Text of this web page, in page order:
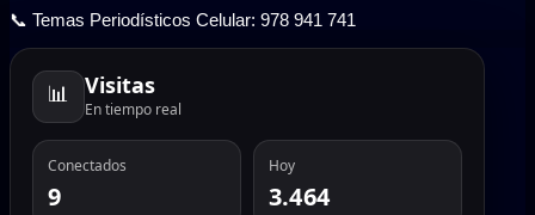
📞 Temas Periodísticos Celular: 978 941 741
📊 Visitas
En tiempo real
Conectados
9
Hoy
3.464